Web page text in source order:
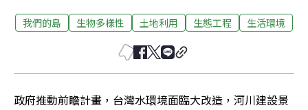
我們的島 生物多樣性 土地利用 生態工程 生活環境
政府推動前瞻計畫，台灣水環境面臨大改造，河川建設景